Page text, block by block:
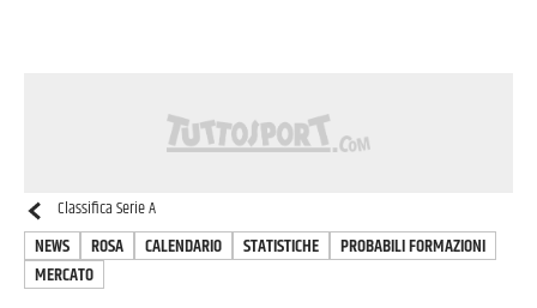
ClassificaSerie A
NEWS ROSA CALENDARIO STATISTICHE
PROBABILI FORMAZIONI
MERCATO